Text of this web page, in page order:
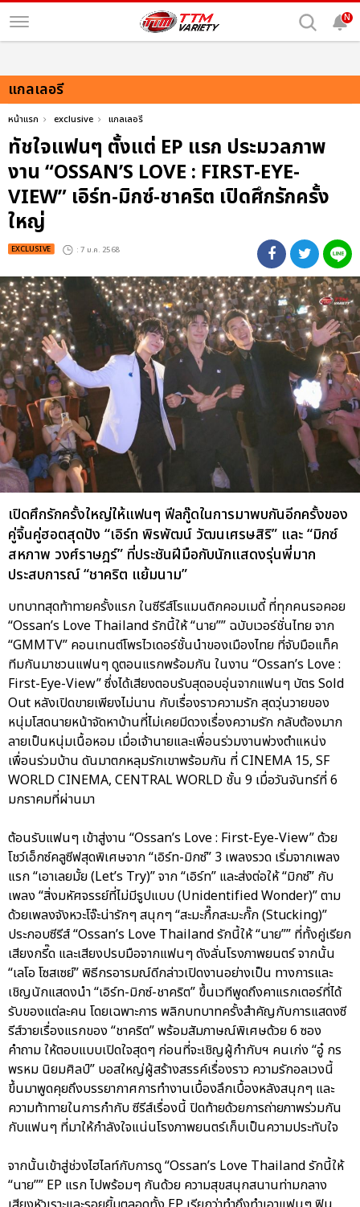
N
แกลเลอรี
หน้าแรก exclusive แกลเลอรี
ทัชใจแฟนๆ ตั้งแต่ EP แรก ประมวลภาพ
งาน “OSSAN’S LOVE : FIRST-EYE-
VIEW” เอิร์ท-มิกซ์-ชาคริต เปิดศึกรักครั้ง
ใหญ่
EXCLUSIVE : 7 ม.ค. 2568
เปิดศึกรักครั้งใหญ่ให้แฟนๆ ฟีลกู๊ดในการมาพบกันอีกครั้งของ
คู่จิ้นคู่ฮอตสุดปัง “เอิร์ท พิรพัฒน์ วัฒนเศรษสิริ” และ “มิกซ์
สหภาพ วงศ์ราษฎร์” ที่ประชันฝีมือกับนักแสดงรุ่นพี่มาก
ประสบการณ์ “ชาคริต แย้มนาม”
บทบาทสุดท้าทายครั้งแรก ในซีรีส์โรแมนติกคอมเมดี้ ที่ทุกคนรอคอย
“Ossan’s Love Thailand รักนี้ให้ “นาย”” ฉบับเวอร์ชั่นไทย จาก
“GMMTV” คอนเทนต์โพรไวเดอร์ชั้นนำของเมืองไทย ที่จับมือแท็ค
ทีมกันมาชวนแฟนๆ ดูตอนแรกพร้อมกัน ในงาน “Ossan’s Love :
First-Eye-View” ซึ่งได้เสียงตอบรับสุดอบอุ่นจากแฟนๆ บัตร Sold
Out หลังเปิดขายเพียงไม่นาน กับเรื่องราวความรัก สุดวุ่นวายของ
หนุ่มโสดนายหน้าจัดหาบ้านที่ไม่เคยมีดวงเรื่องความรัก กลับต้องมาก
ลายเป็นหนุ่มเนื้อหอม เมื่อเจ้านายและเพื่อนร่วมงานพ่วงตำแหน่ง
เพื่อนร่วมบ้าน ดันมาตกหลุมรักเขาพร้อมกัน ที่ CINEMA 15, SF
WORLD CINEMA, CENTRAL WORLD ชั้น 9 เมื่อวันจันทร์ที่ 6
มกราคมที่ผ่านมา
ต้อนรับแฟนๆ เข้าสู่งาน “Ossan’s Love : First-Eye-View” ด้วย
โชว์เอ็กซ์คลูซีฟสุดพิเศษจาก “เอิร์ท-มิกซ์” 3 เพลงรวด เริ่มจากเพลง
แรก “เอาเลยมั้ย (Let’s Try)” จาก “เอิร์ท” และส่งต่อให้ “มิกซ์” กับ
เพลง “สิ่งมหัศจรรย์ที่ไม่มีรูปแบบ (Unidentified Wonder)” ตาม
ด้วยเพลงจังหวะโจ๊ะน่ารักๆ สนุกๆ “สะมะกึ๊กสะมะกั๊ก (Stucking)”
ประกอบซีรีส์ “Ossan’s Love Thailand รักนี้ให้ “นาย”” ที่ทั้งคู่เรียก
เสียงกรี๊ด และเสียงปรบมือจากแฟนๆ ดังลั่นโรงภาพยนตร์ จากนั้น
“เลโอ โซสเซย์” พิธีกรอารมณ์ดีกล่าวเปิดงานอย่างเป็น ทางการและ
เชิญนักแสดงนำ “เอิร์ท-มิกซ์-ชาคริต” ขึ้นเวทีพูดถึงคาแรกเตอร์ที่ได้
รับของแต่ละคน โดยเฉพาะการ พลิกบทบาทครั้งสำคัญกับการแสดงซี
รีส์วายเรื่องแรกของ “ชาคริต” พร้อมสัมภาษณ์พิเศษด้วย 6 ซอง
คำถาม ให้ตอบแบบเปิดใจสุดๆ ก่อนที่จะเชิญผู้กำกับฯ คนเก่ง “อู๋ กร
พรหม นิยมศิลป์” บอสใหญ่ผู้สร้างสรรค์เรื่องราว ความรักอลเวงนี้
ขึ้นมาพูดคุยถึงบรรยากาศการทำงานเบื้องลึกเบื้องหลังสนุกๆ และ
ความท้าทายในการกำกับ ซีรีส์เรื่องนี้ ปิดท้ายด้วยการถ่ายภาพร่วมกัน
กับแฟนๆ ที่มาให้กำลังใจแน่นโรงภาพยนตร์เก็บเป็นความประทับใจ
จากนั้นเข้าสู่ช่วงไฮไลท์กับการดู “Ossan’s Love Thailand รักนี้ให้
“นาย”” EP แรก ไปพร้อมๆ กันด้วย ความสุขสนุกสนานท่ามกลาง